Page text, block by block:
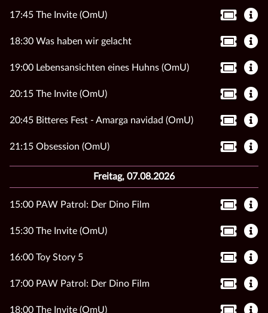
17:45 The Invite (OmU)
18:30 Was haben wir gelacht
19:00 Lebensansichten eines Huhns (OmU)
20:15 The Invite (OmU)
20:45 Bitteres Fest - Amarga navidad (OmU)
21:15 Obsession (OmU)
Freitag, 07.08.2026
15:00 PAW Patrol: Der Dino Film
15:30 The Invite (OmU)
16:00 Toy Story 5
17:00 PAW Patrol: Der Dino Film
18:00 The Invite (OmU)